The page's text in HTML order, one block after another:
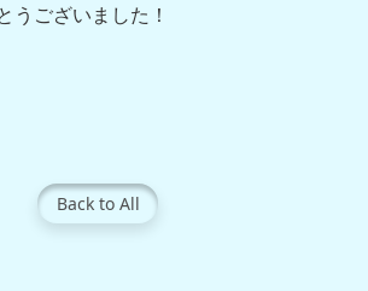
うございました！
Back to All